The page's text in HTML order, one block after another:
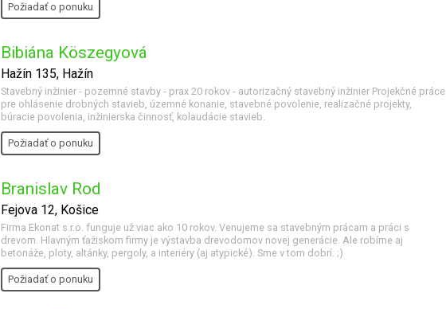
Požiadať o ponuku
Bibiána Köszegyová
Hažín 135, Hažín
Stavebný inžinier - pozemné stavby - prax 20 rokov - autorizačný stavebný inžinier Projekčné práce
pre ohlásenie drobných stavieb, územné konanie, stavebné povolenie, realizačné projekty,
búracie povolenia, inžinierska činnosť, kolaudácie stavieb.
Požiadať o ponuku
Branislav Rod
Fejova 12, Košice
Firma Ekonat s.r.o. funguje už viac ako 10 rokov. Venujeme sa stavebným prácam a práci s
drevom. Hlavným ťažiskom firmy je výstavba drevodomov novej generácie. Ale robíme aj
betonáže, ploty, altánky, pergoly, a interiéry (aj atypické). Sme v tom dobrí. ;)
Požiadať o ponuku